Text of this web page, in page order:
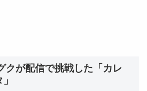
クが配信で挑戦した「カレ